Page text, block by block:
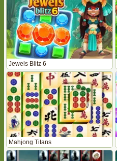
Jewels Blitz 6
Mahjong Titans